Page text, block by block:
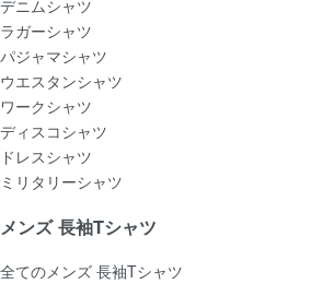
デニムシャツ
ラガーシャツ
パジャマシャツ
ウエスタンシャツ
ワークシャツ
ディスコシャツ
ドレスシャツ
ミリタリーシャツ
メンズ 長袖Tシャツ
全てのメンズ 長袖Tシャツ